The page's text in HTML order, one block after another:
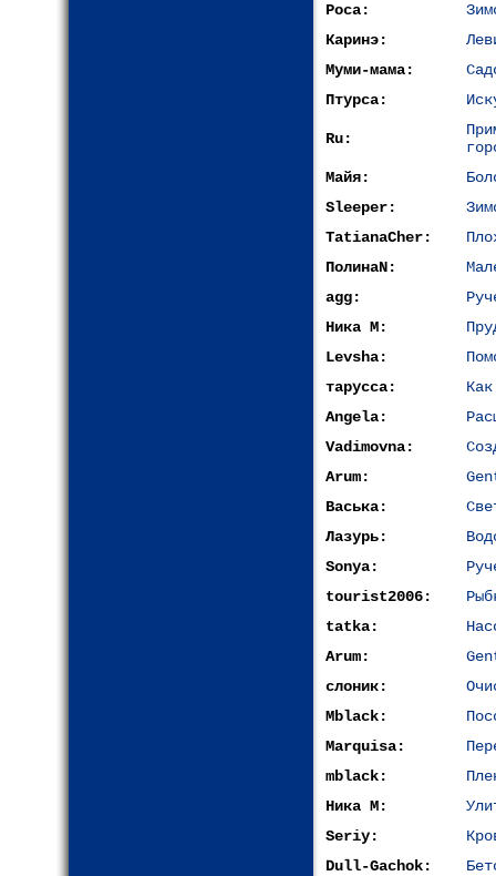
Роса:
Каринэ:
Муми-мама:
Птурса:
Ru:
Майя:
Sleeper:
TatianaCher:
ПолинаN:
agg:
Ника М:
Levsha:
тарусса:
Angela:
Vadimovna:
Arum:
Васька:
Лазурь:
Sonya:
tourist2006:
tatka:
Arum:
слоник:
Mblack:
Marquisa:
mblack:
Ника М:
Seriy:
Dull-Gachok: